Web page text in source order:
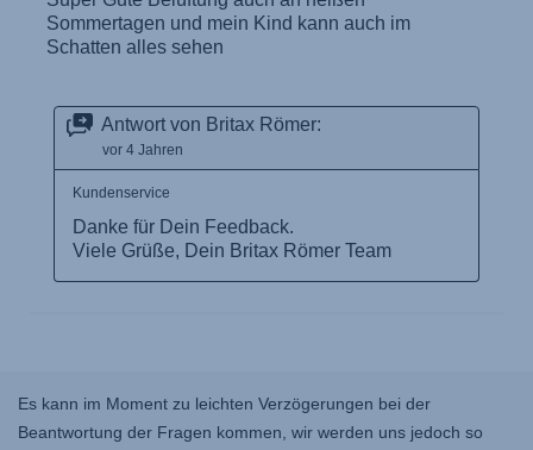
Es kann im Moment zu leichten Verzögerungen bei der
Beantwortung der Fragen kommen, wir werden uns jedoch so